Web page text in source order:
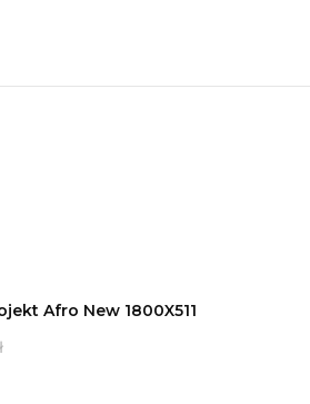
Afro New 1800X511